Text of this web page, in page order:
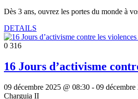
Dès 3 ans, ouvrez les portes du monde à
DETAILS
0 316
16 Jours d’activisme
09 décembre 2025 @ 08:30 - 09
Charguia II